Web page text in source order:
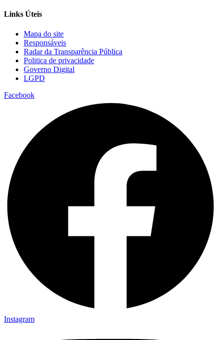
Links Úteis
Mapa do site
Responsáveis
Radar da Transparência Pública
Politica de privacidade
Governo Digital
LGPD
Facebook
Instagram